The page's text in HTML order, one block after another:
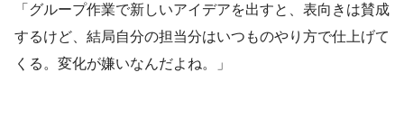
「グループ作業で新しいアイデアを出すと、表向きは賛成
するけど、結局自分の担当分はいつものやり方で仕上げて
くる。変化が嫌いなんだよね。」